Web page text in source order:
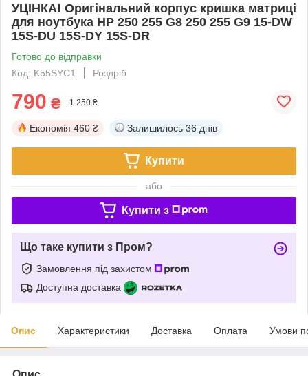
УЦІНКА! Оригінальний корпус кришка матриці
для ноутбука HP 250 255 G8 250 255 G9 15-DW
15S-DU 15S-DY 15S-DR
Готово до відправки
Код: K55SYC1
Роздріб
790 ₴ 1 250 ₴
Економія 460 ₴ Залишилось 36 днів
Купити
або
Купити з
Що таке купити з Пром?
Замовлення під захистом
Доступна доставка
Опис Характеристики Доставка Оплата Умови